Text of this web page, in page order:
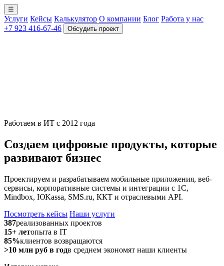
☰
Услуги Кейсы Калькулятор О компании Блог Работа у нас
+7 923 416-67-46
Обсудить проект
Работаем в ИТ с 2012 года
Создаем цифровые продукты, которые
развивают бизнес
Проектируем и разрабатываем мобильные приложения, веб-
сервисы, корпоративные системы и интеграции с 1С,
Mindbox, ЮKassa, SMS.ru, ККТ и отраслевыми API.
Посмотреть кейсы Наши услуги
387реализованных проектов
15+ летопыта в IT
85%клиентов возвращаются
>10 млн руб в годв среднем экономят наши клиенты